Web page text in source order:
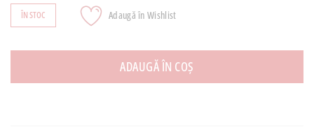
ÎN STOC Adaugă în Wishlist
ADAUGĂ ÎN COȘ